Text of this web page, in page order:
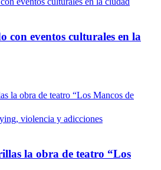
con eventos culturales en la
la obra de teatro “Los